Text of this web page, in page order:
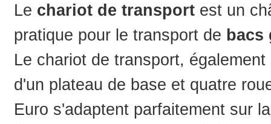
Le chariot de transport est un
pratique pour le transport de bacs
Le chariot de transport,
d'un plateau de base et quatre
Euro s'adaptent parfaitement sur